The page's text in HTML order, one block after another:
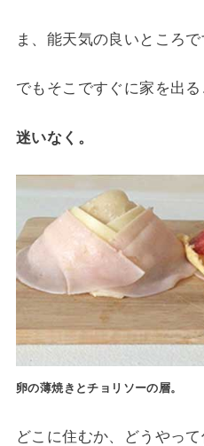
ま、能天気の良いところで
でもそこですぐに家を出る
迷いなく。
卵の薄焼きとチョリソーの層。
どこに住むか、どうやっ